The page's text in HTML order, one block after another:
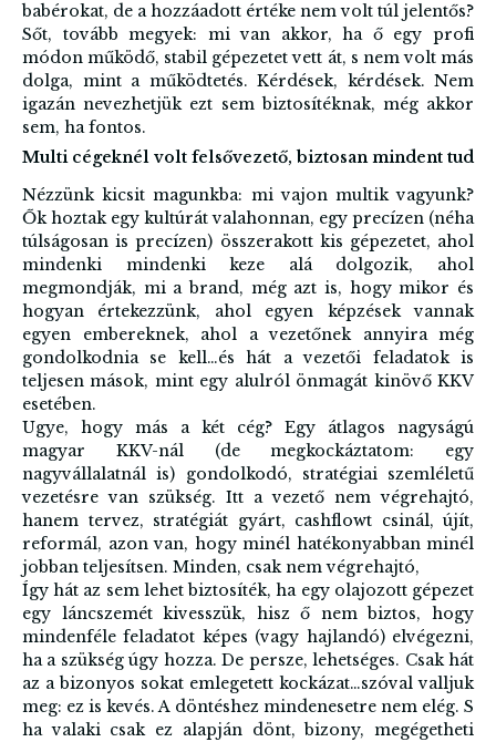
babérokat, de a hozzáadott értéke nem volt túl jelentős?
Sőt, tovább megyek: mi van akkor, ha ő egy profi
módon működő, stabil gépezetet vett át, s nem volt más
dolga, mint a működtetés. Kérdések, kérdések. Nem
igazán nevezhetjük ezt sem biztosítéknak, még akkor
sem, ha fontos.
Multi cégeknél volt felsővezető, biztosan mindent tud
Nézzünk kicsit magunkba: mi vajon multik vagyunk?
Ők hoztak egy kultúrát valahonnan, egy precízen (néha
túlságosan is precízen) összerakott kis gépezetet, ahol
mindenki mindenki keze alá dolgozik, ahol
megmondják, mi a brand, még azt is, hogy mikor és
hogyan értekezzünk, ahol egyen képzések vannak
egyen embereknek, ahol a vezetőnek annyira még
gondolkodnia se kell…és hát a vezetői feladatok is
teljesen mások, mint egy alulról önmagát kinövő KKV
esetében.
Ugye, hogy más a két cég? Egy átlagos nagyságú
magyar KKV-nál (de megkockáztatom: egy
nagyvállalatnál is) gondolkodó, stratégiai szemléletű
vezetésre van szükség. Itt a vezető nem végrehajtó,
hanem tervez, stratégiát gyárt, cashflowt csinál, újít,
reformál, azon van, hogy minél hatékonyabban minél
jobban teljesítsen. Minden, csak nem végrehajtó,
Így hát az sem lehet biztosíték, ha egy olajozott gépezet
egy láncszemét kivesszük, hisz ő nem biztos, hogy
mindenféle feladatot képes (vagy hajlandó) elvégezni,
ha a szükség úgy hozza. De persze, lehetséges. Csak hát
az a bizonyos sokat emlegetett kockázat…szóval valljuk
meg: ez is kevés. A döntéshez mindenesetre nem elég. S
ha valaki csak ez alapján dönt, bizony, megégetheti